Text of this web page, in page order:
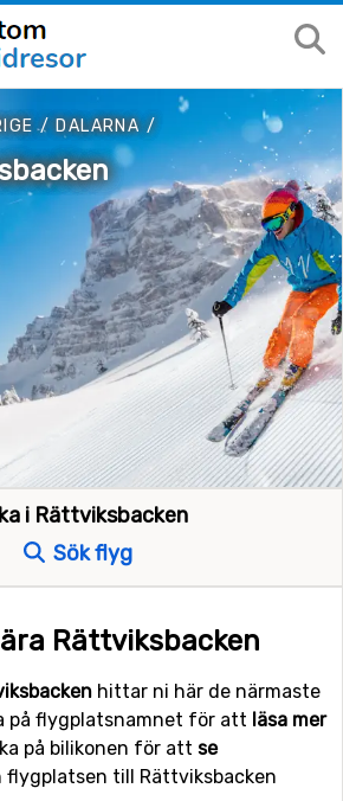
/ DALARNA/
i Rättviksbacken
Sök flyg
Rättviksbacken
hittar ni här de närmaste
på flygplatsnamnet för att läsa mer
på bilikonen för att se
till Rättviksbacken